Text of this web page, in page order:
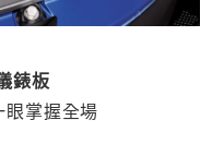
錶板
眼掌握全場